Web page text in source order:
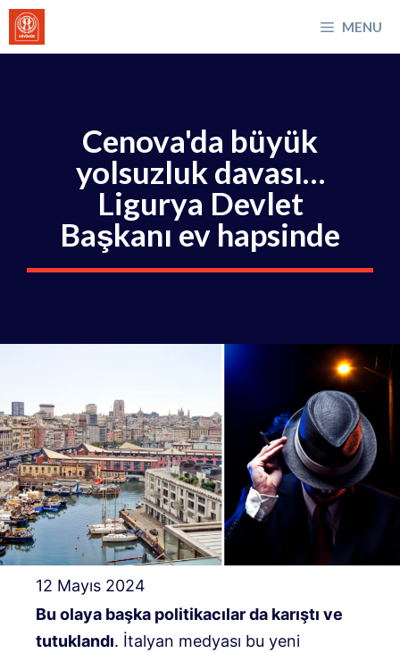
İçeriğe
atla
MENU
Cenova'da büyük
yolsuzluk davası…
Ligurya Devlet
Başkanı ev hapsinde
12 Mayıs 2024
Bu olaya başka politikacılar da karıştı ve
tutuklandı. İtalyan medyası bu yeni